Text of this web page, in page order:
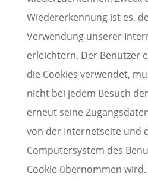
Wiedererkennung ist es,
Verwendung unserer
erleichtern. Der Benutzer
die Cookies verwendet,
nicht bei jedem Besuch
erneut seine
von der Internetseite und
Computersystem des
Cookie übernommen